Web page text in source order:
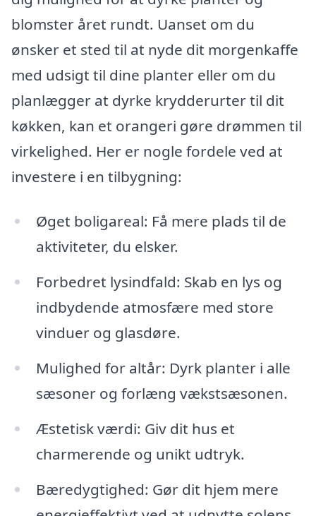
blomster året rundt. Uanset om du
ønsker et sted til at nyde dit morgenkaffe
med udsigt til dine planter eller om du
planlægger at dyrke krydderurter til dit
køkken, kan et orangeri gøre drømmen til
virkelighed. Her er nogle fordele ved at
investere i en tilbygning:
Øget boligareal: Få mere plads til de
aktiviteter, du elsker.
Forbedret lysindfald: Skab en lys og
indbydende atmosfære med store
vinduer og glasdøre.
Mulighed for altår: Dyrk planter i alle
sæsoner og forlæng vækstsæsonen.
Æstetisk værdi: Giv dit hus et
charmerende og unikt udtryk.
Bæredygtighed: Gør dit hjem mere